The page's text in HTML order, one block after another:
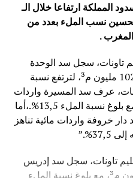
المملكة ارتفاعا خلال الـ
نسب الملء بعدد من
.
تاونات، سجل سد الوحدة
أعلى واردات مائية، حيث تبلغ 102,6 مليون م³، لترتفع نسبة
سطات، عرف سد المسيرة واردات
مائية تصل إلى 18,4 مليون م³، مع بلوغ نسبة الملء 13,5%.،أما
خروفة واردات مائية تناهز
تاونات، سجل سد إدريس
الأول واردات مائية تبلغ 14,9 مليون م³، مع بلوغ نسبة الملء